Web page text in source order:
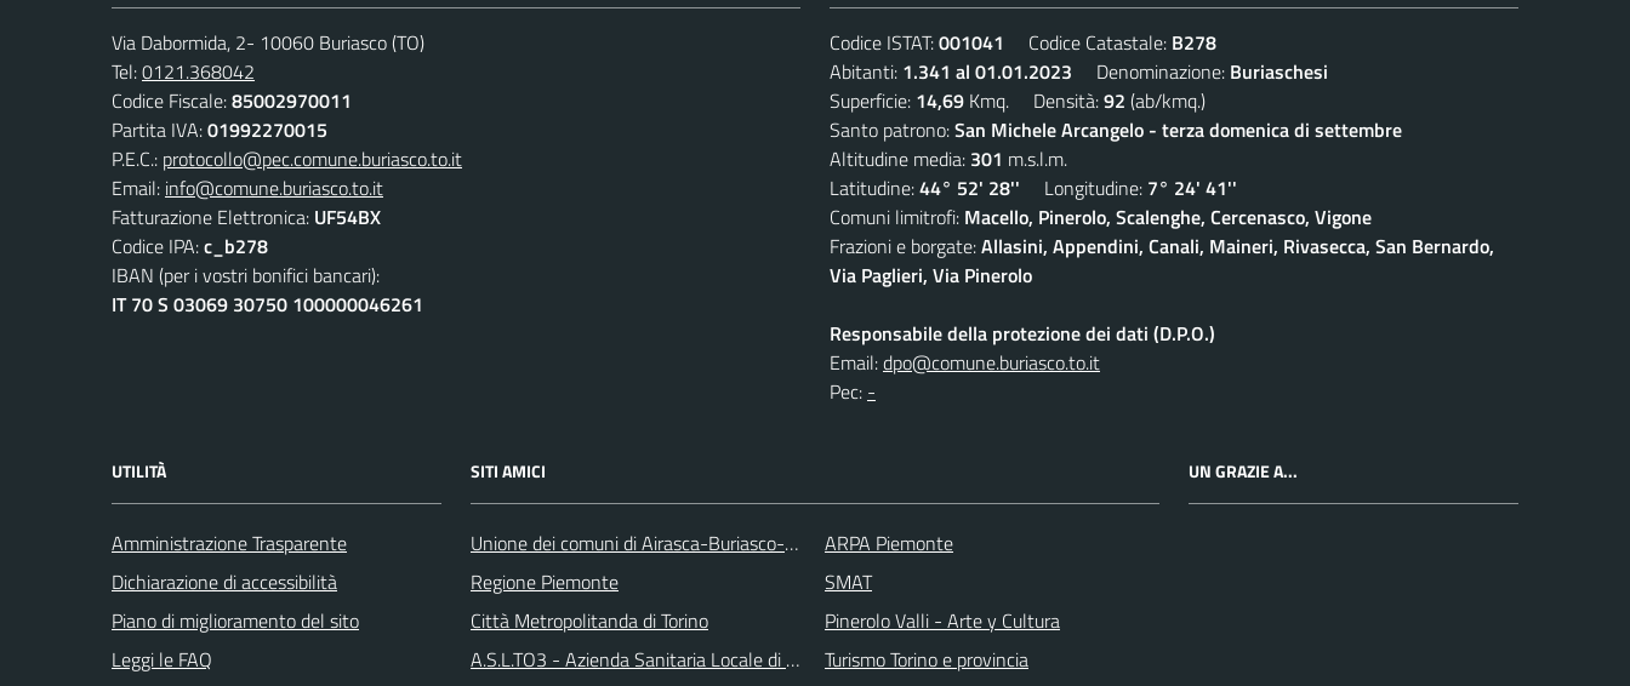
Via Dabormida, 2- 10060 Buriasco (TO)
Tel:0121.368042
Codice Fiscale:85002970011
Partita IVA:01992270015
P.E.C.: protocollo@pec.comune.buriasco.to.it
Email: info@comune.buriasco.to.it
Fatturazione Elettronica: UF54BX
Codice IPA:c_b278
IBAN (per i vostri bonifici bancari):
IT 70 S 03069 30750 100000046261
Codice ISTAT:001041 Codice Catastale: B278
Abitanti: 1.341 al 01.01.2023 Denominazione: Buriaschesi
Superficie: 14,69 Kmq. Densità:92 (ab/kmq.)
Santo patrono:San Michele Arcangelo - terza domenica di settembre
Altitudine media: 301 m.s.l.m.
Latitudine:44° 52' 28'' Longitudine: 7° 24' 41''
Comuni limitrofi: Macello, Pinerolo, Scalenghe, Cercenasco, Vigone
Frazioni e borgate:Allasini, Appendini, Canali, Maineri, Rivasecca, San Bernardo,
Via Paglieri, Via Pinerolo
Responsabile della protezione dei dati (D.P.O.)
Email:dpo@comune.buriasco.to.it
Pec: -
UTILITÀ
Amministrazione Trasparente
Dichiarazione di accessibilità
Piano di miglioramento del sito
Leggi le FAQ
SITI AMICI
Unione dei comuni di Airasca-Buriasco-Scalenghe
Regione Piemonte
Città Metropolitanda di Torino
A.S.L.TO3 - Azienda Sanitaria Locale di Collegno e Pinerolo
ARPA Piemonte
SMAT
Pinerolo Valli - Arte y Cultura
Turismo Torino e provincia
UN GRAZIE A...